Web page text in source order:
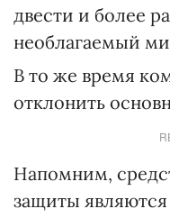
двести и более
необлагаемый
В то же время
отклонить
Напомним,
защиты